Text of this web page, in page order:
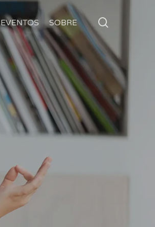
EVENTOS SOBRE